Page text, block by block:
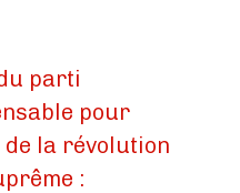
parti
pour
la révolution
: